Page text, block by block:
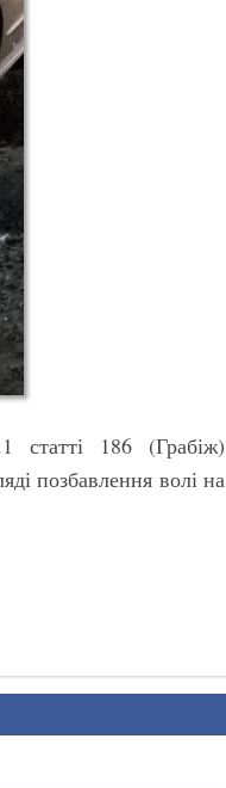
статті 186 (Грабіж)
позбавлення волі на